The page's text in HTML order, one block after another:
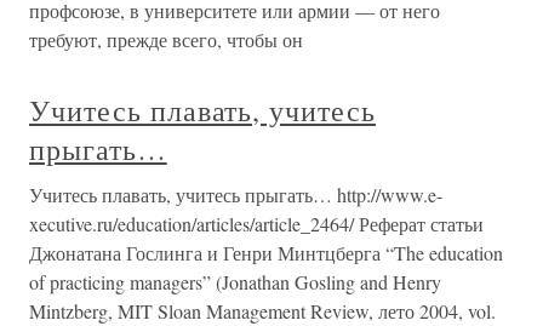
профсоюзе, в университете или армии — от него
требуют, прежде всего, чтобы он
Учитесь плавать, учитесь
прыгать…
Учитесь плавать, учитесь прыгать… http://www.e-
xecutive.ru/education/articles/article_2464/ Реферат статьи
Джонатана Гослинга и Генри Минтцберга “The education
of practicing managers” (Jonathan Gosling and Henry
Mintzberg, MIT Sloan Management Review, лето 2004, vol.